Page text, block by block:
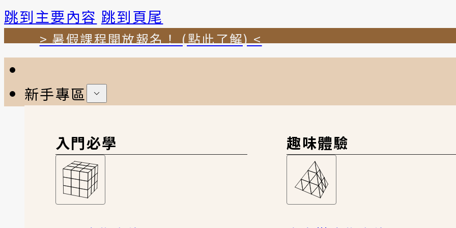
跳到主要內容 跳到頁尾
> 暑假課程開放報名！ (點此了解) <
新手專區
入門必學 趣味體驗